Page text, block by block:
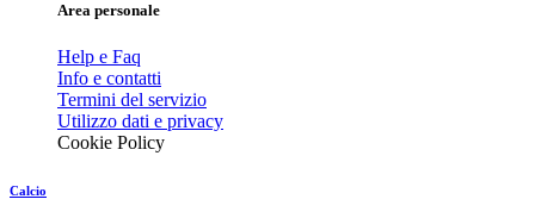
Area personale
Help e Faq
Info e contatti
Termini del servizio
Utilizzo dati e privacy
Cookie Policy
Calcio